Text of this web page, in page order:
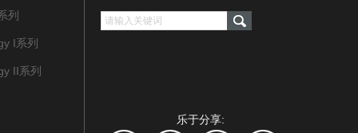
乐于分享:
列
I系列
II系列